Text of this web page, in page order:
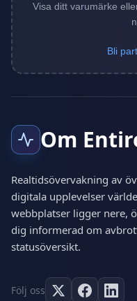
Visa ditt varumärke
Bli
Om
Realtidsövervakning av
digitala upplevelser
webbplatser ligger nere,
dig informerad om
statusöversikt.
Följ oss